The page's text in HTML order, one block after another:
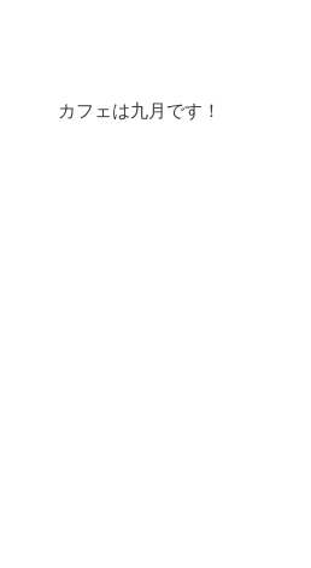
カフェは九月です！